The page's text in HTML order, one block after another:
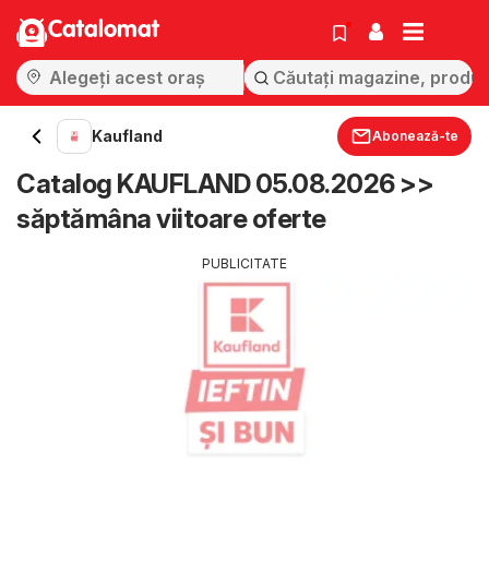
Catalomat
Kaufland Abonează-te
Catalog KAUFLAND 05.08.2026 >>
săptămâna viitoare oferte
PUBLICITATE